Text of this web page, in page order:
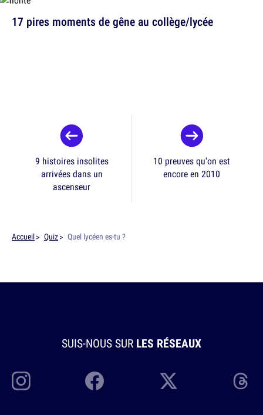
17 pires moments de gêne au collège/lycée
9 histoires insolites
arrivées dans un
ascenseur
10 preuves qu'on est
encore en 2010
Accueil Quiz Quel lycéen es-tu ?
SUIS-NOUS SUR LES RÉSEAUX